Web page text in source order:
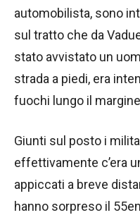
automobilista, sono
sul tratto che da
stato avvistato un
strada a piedi, era
fuochi lungo il
Giunti sul posto i
effettivamente c’era
appiccati a breve
hanno sorpreso il